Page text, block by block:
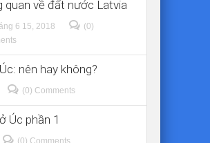
quan về đất nước Latvia
6 15, 2018
(0)
nên hay không?
(0) Comments
Úc phần 1
(0) Comments